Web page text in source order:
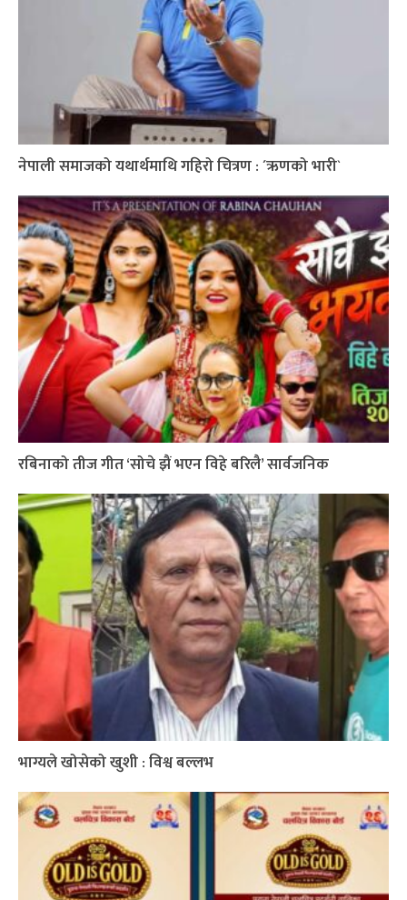
नेपाली समाजको यथार्थमाथि गहिरो चित्रण : ´ऋणको भारी`
रबिनाको तीज गीत ‘सोचे झैं भएन विहे बरिलै’ सार्वजनिक
भाग्यले खोसेको खुशी : विश्व बल्लभ